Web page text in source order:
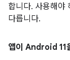
합니다. 사용해야
다릅니다.
앱이 Android 11